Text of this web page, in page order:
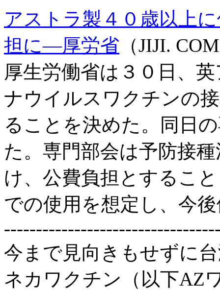
アストラ製４０歳以上
担に―厚労省 （JIJI.
厚生労働省は３０日、
ナウイルスワクチンの
ることを決めた。同日
た。専門部会は予防接
け、公費負担とするこ
での使用を想定し、今
今まで見向きもせずに
ネカワクチン（以下AZ